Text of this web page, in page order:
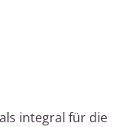
integral für die